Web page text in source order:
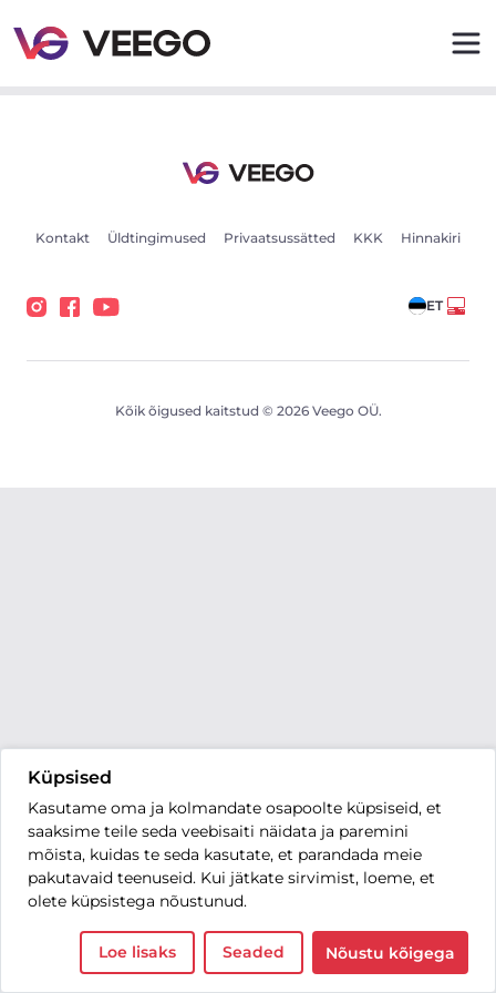
Küpsised
Kasutame oma ja kolmandate osapoolte küpsiseid, et
saaksime teile seda veebisaiti näidata ja paremini
mõista, kuidas te seda kasutate, et parandada meie
pakutavaid teenuseid. Kui jätkate sirvimist, loeme, et
olete küpsistega nõustunud.
Loe lisaks Seaded Nõustu kõigega
Kontakt Üldtingimused Privaatsussätted KKK Hinnakiri
ET
Kõik õigused kaitstud © 2026 Veego OÜ.